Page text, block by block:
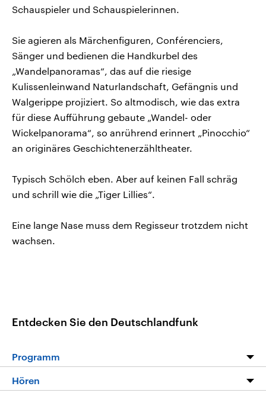
Schauspieler und Schauspielerinnen.
Sie agieren als Märchenfiguren, Conférenciers,
Sänger und bedienen die Handkurbel des
„Wandelpanoramas“, das auf die riesige
Kulissenleinwand Naturlandschaft, Gefängnis und
Walgerippe projiziert. So altmodisch, wie das extra
für diese Aufführung gebaute „Wandel- oder
Wickelpanorama“, so anrührend erinnert „Pinocchio“
an originäres Geschichtenerzähltheater.
Typisch Schölch eben. Aber auf keinen Fall schräg
und schrill wie die „Tiger Lillies“.
Eine lange Nase muss dem Regisseur trotzdem nicht
wachsen.
Entdecken Sie den Deutschlandfunk
Programm
Hören